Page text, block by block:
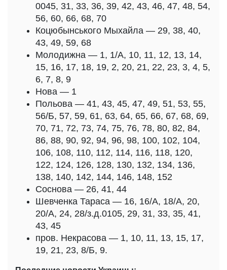
0045, 31, 33, 36, 39, 42, 43, 46, 47, 48, 54,
56, 60, 66, 68, 70
Коцюбынського Мыхайла — 29, 38, 40,
43, 49, 59, 68
Молодижна — 1, 1/А, 10, 11, 12, 13, 14,
15, 16, 17, 18, 19, 2, 20, 21, 22, 23, 3, 4, 5,
6, 7, 8, 9
Нова — 1
Польова — 41, 43, 45, 47, 49, 51, 53, 55,
56/Б, 57, 59, 61, 63, 64, 65, 66, 67, 68, 69,
70, 71, 72, 73, 74, 75, 76, 78, 80, 82, 84,
86, 88, 90, 92, 94, 96, 98, 100, 102, 104,
106, 108, 110, 112, 114, 116, 118, 120,
122, 124, 126, 128, 130, 132, 134, 136,
138, 140, 142, 144, 146, 148, 152
Соснова — 26, 41, 44
Шевченка Тараса — 16, 16/А, 18/А, 20,
20/А, 24, 28/з.д.0105, 29, 31, 33, 35, 41,
43, 45
пров. Некрасова — 1, 10, 11, 13, 15, 17,
19, 21, 23, 8/Б, 9.